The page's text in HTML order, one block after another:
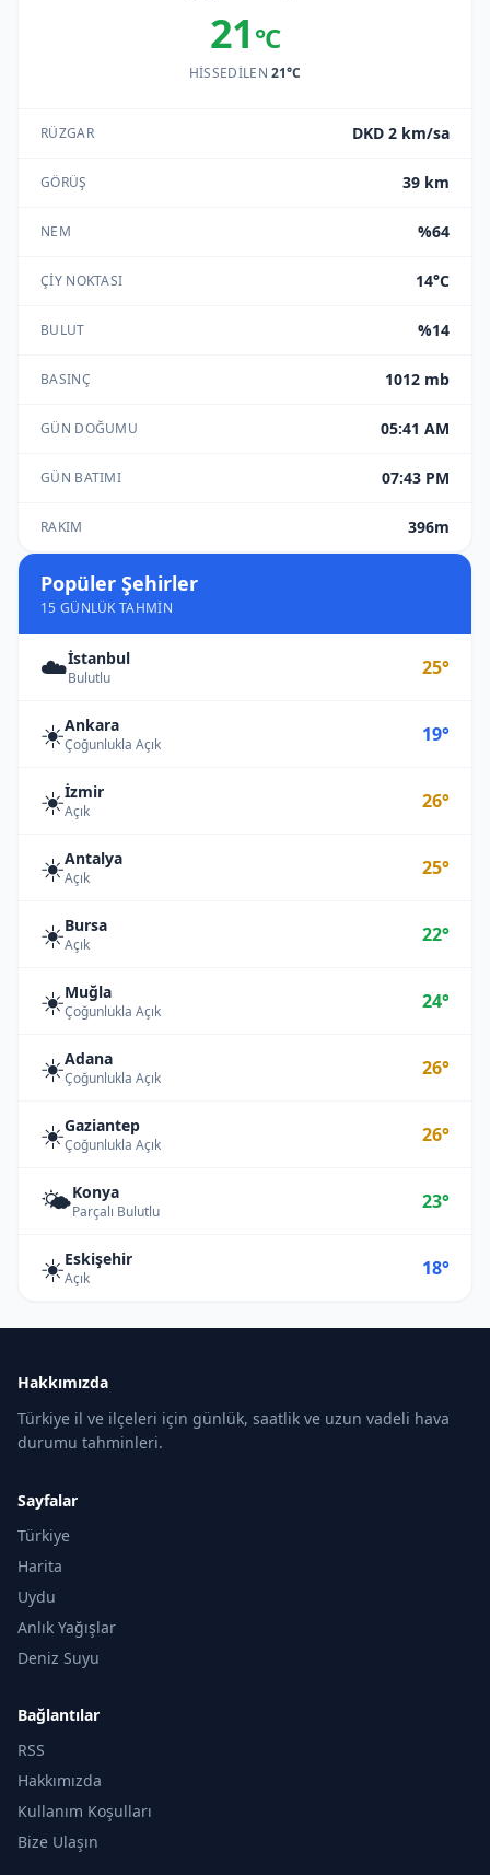
21 °C
HISSEDILEN21°C
RÜZGAR DKD 2 km/sa
GÖRÜŞ 39 km
NEM %64
ÇIY NOKTASI 14°C
BULUT %14
BASINÇ 1012 mb
GÜN DOĞUMU 05:41 AM
GÜN BATIMI 07:43 PM
RAKIM 396m
Popüler Şehirler
15 GÜNLÜK TAHMIN
☁️İstanbul
Bulutlu 25°
☀️Ankara
Çoğunlukla Açık 19°
☀️İzmir
Açık 26°
☀️Antalya
Açık 25°
☀️Bursa
Açık 22°
☀️Muğla
Çoğunlukla Açık 24°
☀️Adana
Çoğunlukla Açık 26°
☀️Gaziantep
Çoğunlukla Açık 26°
🌤️Konya
Parçalı Bulutlu 23°
☀️Eskişehir
Açık 18°
Hakkımızda
Türkiye il ve ilçeleri için günlük, saatlik ve uzun vadeli hava
durumu tahminleri.
Sayfalar
Türkiye
Harita
Uydu
Anlık Yağışlar
Deniz Suyu
Bağlantılar
RSS
Hakkımızda
Kullanım Koşulları
Bize Ulaşın